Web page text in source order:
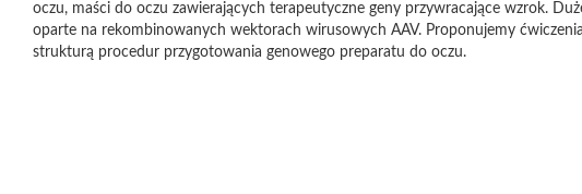
oczu, maści do oczu zawierających terapeutyczne geny przywracające wzrok.
oparte na rekombinowanych wektorach wirusowych AAV. Proponujemy
strukturą procedur przygotowania genowego preparatu do oczu.